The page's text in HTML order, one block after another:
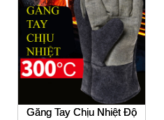
Găng Tay Chịu Nhiệt Độ